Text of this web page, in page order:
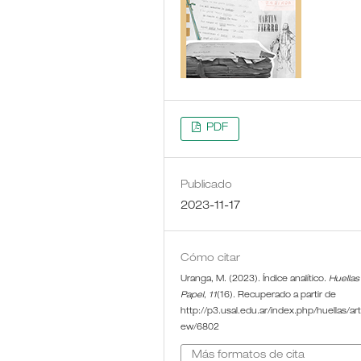
PDF
Publicado
2023-11-17
Cómo citar
Uranga, M. (2023). Índice analítico.Huellas
Papel, 11(16). Recuperado a partir de
http://p3.usal.edu.ar/index.php/huellas/
ew/6802
Más formatos de cita